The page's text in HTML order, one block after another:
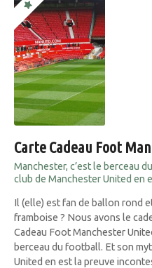
Carte Cadeau Foot
Manchester, c’est le berceau
club de Manchester United en
Il (elle) est fan de ballon rond
framboise ? Nous avons le
Cadeau Foot Manchester
berceau du football. Et son
United en est la preuve